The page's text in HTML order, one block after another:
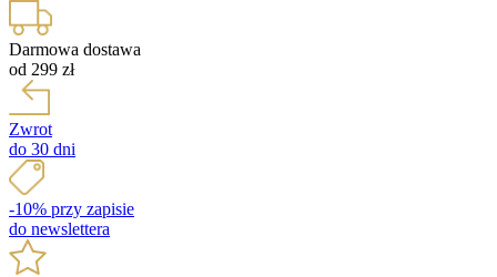
Darmowa dostawa
od 299 zł
Zwrot
do 30 dni
-10% przy zapisie
do newslettera